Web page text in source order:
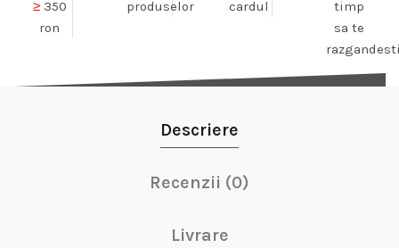
≥350
ron
produselor
cardul
timp
sa te
Descriere
Recenzii (0)
Livrare